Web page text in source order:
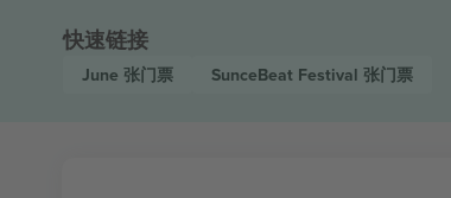
快速链接
June 张门票 SunceBeat Festival 张门票